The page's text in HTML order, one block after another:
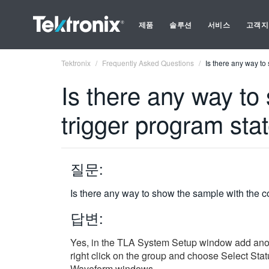
제품 솔루션 서비스 고객
Tektronix Frequently Asked Questions Is there any way
Is there any way
trigger program
질문:
Is there any way to show the sample with the
답변:
Yes, in the TLA System Setup window add
right click on the group and choose Select